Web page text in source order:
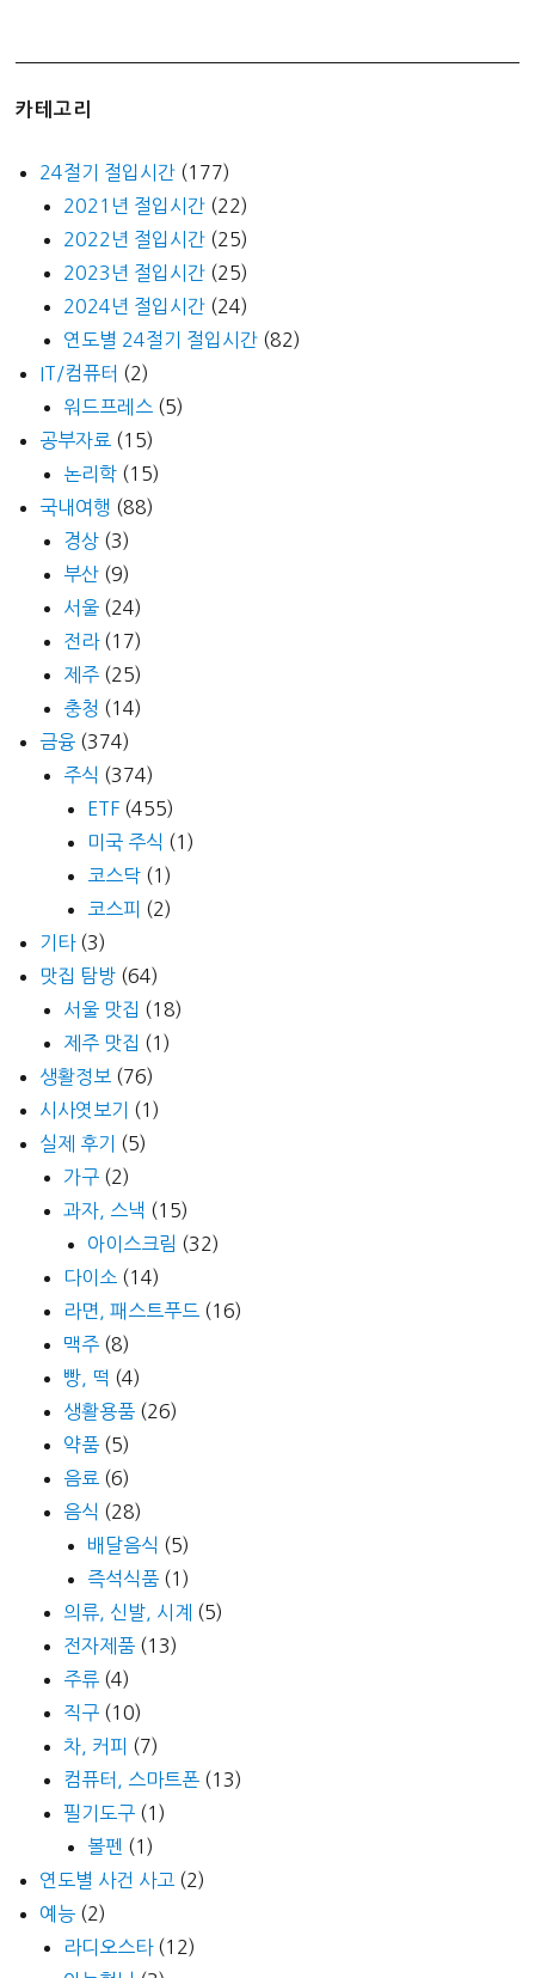
카테고리
24절기 절입시간 (177)
2021년 절입시간 (22)
2022년 절입시간 (25)
2023년 절입시간 (25)
2024년 절입시간 (24)
연도별 24절기 절입시간 (82)
IT/컴퓨터 (2)
워드프레스 (5)
공부자료 (15)
논리학 (15)
국내여행 (88)
경상 (3)
부산 (9)
서울 (24)
전라(17)
제주 (25)
충청 (14)
금융 (374)
주식 (374)
ETF (455)
미국 주식 (1)
코스닥 (1)
코스피 (2)
기타(3)
맛집 탐방 (64)
서울 맛집 (18)
제주 맛집 (1)
생활정보 (76)
시사엿보기
(1)
실제 후기
(5)
가구 (2)
과자, 스낵 (15)
아이스크림 (32)
다이소 (14)
라면, 패스트푸드 (16)
맥주 (8)
빵, 떡 (4)
생활용품 (26)
약품 (5)
음료 (6)
음식 (28)
배달음식 (5)
즉석식품 (1)
의류, 신발, 시계
(5)
전자제품 (13)
주류 (4)
직구 (10)
차, 커피 (7)
컴퓨터, 스마트폰 (13)
필기도구 (1)
볼펜 (1)
연도별 사건 사고 (2)
예능 (2)
라디오스타(12)